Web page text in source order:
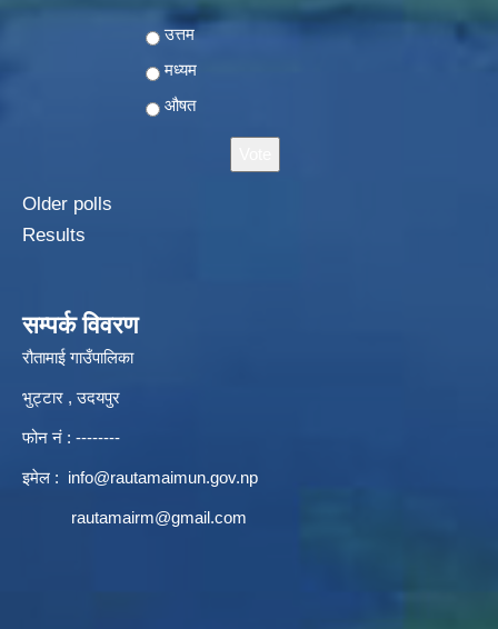
Choices
उत्तम
मध्यम
औषत
Older polls
Results
सम्पर्क विवरण
रौतामाई गाउँपालिका
भुट्टार , उदयपुर
फोन नं : --------
इमेल : info@rautamaimun.gov.np
rautamairm@gmail.com